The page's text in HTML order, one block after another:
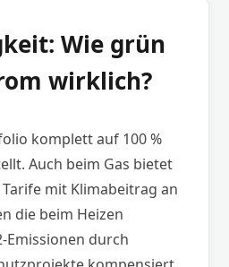
Wie grün
wirklich?
komplett auf 100 %
Auch beim Gas bietet
mit Klimabeitrag an
die beim Heizen
Emissionen durch